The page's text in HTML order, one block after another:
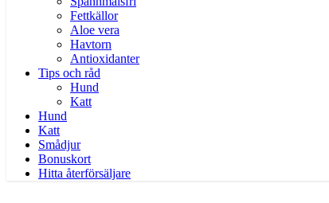
Fettkällor
Aloe vera
Havtorn
Antioxidanter
Tips och råd
Hund
Katt
Hund
Katt
Smådjur
Bonuskort
Hitta återförsäljare